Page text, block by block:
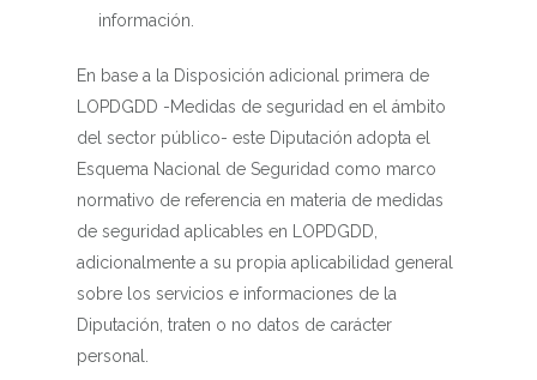
información.
En base a la Disposición adicional primera de
LOPDGDD -Medidas de seguridad en el ámbito
del sector público- este Diputación adopta el
Esquema Nacional de Seguridad como marco
normativo de referencia en materia de medidas
de seguridad aplicables en LOPDGDD,
adicionalmente a su propia aplicabilidad general
sobre los servicios e informaciones de la
Diputación, traten o no datos de carácter
personal.